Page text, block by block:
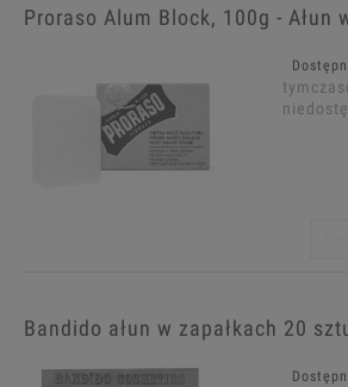
Proraso Alum Block, 100g - Ałun
Bandido ałun w zapałkach 20